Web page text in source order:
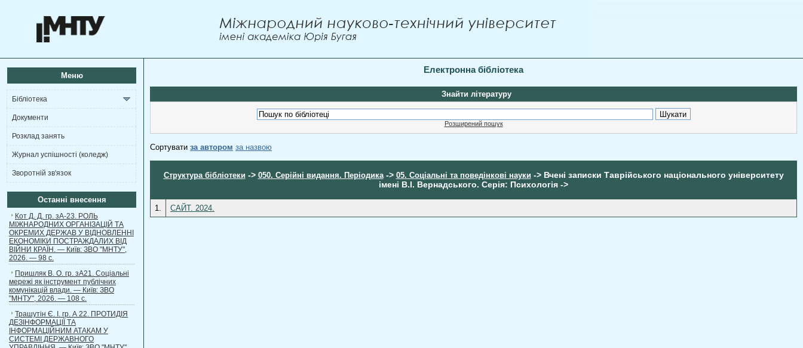
Меню
Бібліотека
Документи
Розклад занять
Журнал успішності (коледж)
Зворотній зв'язок
Останні внесення
Кот Д. Д. гр. зА-23. РОЛЬ
МІЖНАРОДНИХ ОРГАНІЗАЦІЙ ТА
ОКРЕМИХ ДЕРЖАВ У ВІДНОВЛЕННІ
ЕКОНОМІКИ ПОСТРАЖДАЛИХ ВІД
ВІЙНИ КРАЇН. — Київ: ЗВО "МНТУ",
2026. — 98 с.
Пришляк В. О. гр. зА21. Соціальні
мережі як інструмент публічних
комунікацій влади. — Київ: ЗВО
"МНТУ", 2026. — 108 с.
Трашутін Є. І. гр. А 22. ПРОТИДІЯ
ДЕЗІНФОРМАЦІЇ ТА
ІНФОРМАЦІЙНИМ АТАКАМ У
СИСТЕМІ ДЕРЖАВНОГО
Електронна бібліотека
Знайти літературу
Розширений пошук
Сортувати за автором за назвою
Структура бібліотеки -> 050. Серійні видання. Періодика-> 05. Соціальні та поведінкові науки -> Вчені записки Таврійського національного університету
імені В.І. Вернадського. Серія: Психологія ->
1. САЙТ. 2024.